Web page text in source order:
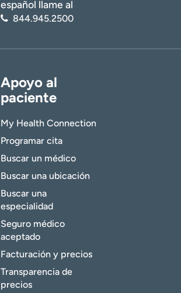
español llame al
844.945.2500
Apoyo al
paciente
My Health Connection
Programar cita
Buscar un médico
Buscar una ubicación
Buscar una
especialidad
Seguro médico
aceptado
Facturación y precios
Transparencia de
precios